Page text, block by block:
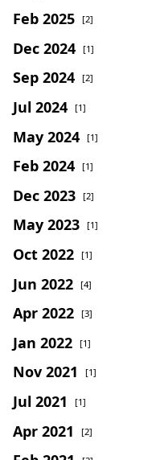
Feb 2025 [2]
Dec 2024 [1]
Sep 2024 [2]
Jul 2024 [1]
May 2024 [1]
Feb 2024 [1]
Dec 2023 [2]
May 2023 [1]
Oct 2022 [1]
Jun 2022 [4]
Apr 2022 [3]
Jan 2022 [1]
Nov 2021 [1]
Jul 2021 [1]
Apr 2021 [2]